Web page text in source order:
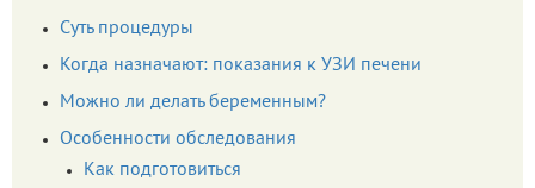
Суть процедуры
Когда назначают: показания к УЗИ печени
Можно ли делать беременным?
Особенности обследования
Как подготовиться